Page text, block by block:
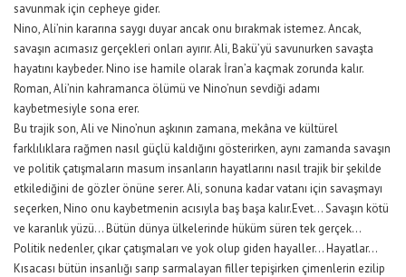
savunmak için cepheye gider.
Nino, Ali’nin kararına saygı duyar ancak onu bırakmak istemez. Ancak,
savaşın acımasız gerçekleri onları ayırır. Ali, Bakü’yü savunurken savaşta
hayatını kaybeder. Nino ise hamile olarak İran’a kaçmak zorunda kalır.
Roman, Ali’nin kahramanca ölümü ve Nino’nun sevdiği adamı
kaybetmesiyle sona erer.
Bu trajik son, Ali ve Nino’nun aşkının zamana, mekâna ve kültürel
farklılıklara rağmen nasıl güçlü kaldığını gösterirken, aynı zamanda savaşın
ve politik çatışmaların masum insanların hayatlarını nasıl trajik bir şekilde
etkilediğini de gözler önüne serer. Ali, sonuna kadar vatanı için savaşmayı
seçerken, Nino onu kaybetmenin acısıyla baş başa kalır.Evet… Savaşın kötü
ve karanlık yüzü… Bütün dünya ülkelerinde hüküm süren tek gerçek…
Politik nedenler, çıkar çatışmaları ve yok olup giden hayaller… Hayatlar…
Kısacası bütün insanlığı sarıp sarmalayan filler tepişirken çimenlerin ezilip